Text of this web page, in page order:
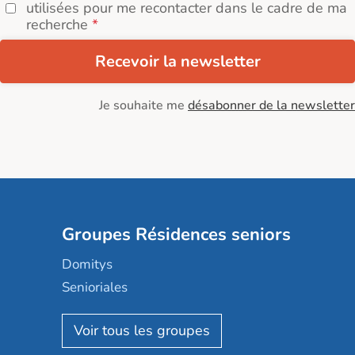
utilisées pour me recontacter dans le cadre de ma
recherche
Recevoir la newsletter
Je souhaite me désabonner de la newsletter
Groupes Résidences seniors
Domitys
Senioriales
Nohée
Les Résidentiels